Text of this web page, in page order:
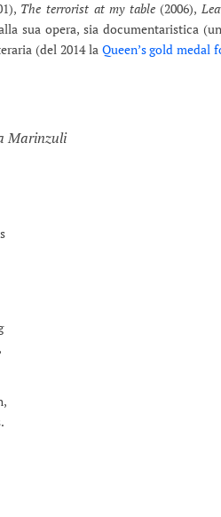
The terrorist at my table(2006),
sua opera, sia documentaristica
(del 2014 la Queen’s gold medal
Marinzuli